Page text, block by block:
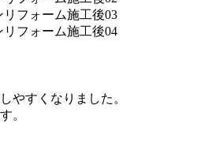
やすくなりました。
。